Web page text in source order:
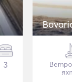
3